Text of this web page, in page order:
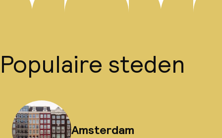
Populaire steden
Amsterdam